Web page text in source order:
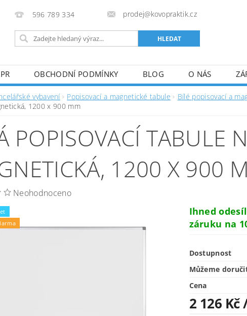
596 789 334 prodej@kovopraktik.cz
OBCHODNÍ PODMÍNKY BLOG O NÁS
vybavení Popisovací a magnetické tabule Bílé popisovací a
1200 x 900 mm
POPISOVACÍ TABULE
1200 X 900
Neohodnoceno
Ihned
záruku na
Dostupnost
Můžeme
Cena
2 126 Kč